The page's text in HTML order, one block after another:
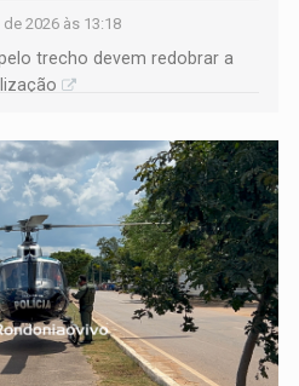
2026 às 13:18
trecho devem redobrar a